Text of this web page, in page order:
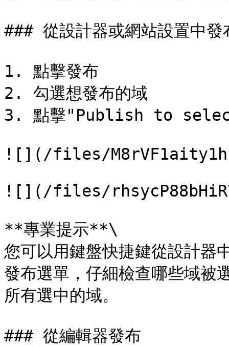
### 從設計器或網站設置中發
1. 點擊發布
2. 勾選想發布的域
3. 點擊"Publish to
![](/files/
![](/files/
**專業提示**\
您可以用鍵盤快捷鍵從設計
發布選單，仔細檢查哪些域
所有選中的域。
### 從編輯器發布